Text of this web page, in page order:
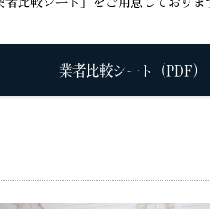
業者比較シート（PDF）